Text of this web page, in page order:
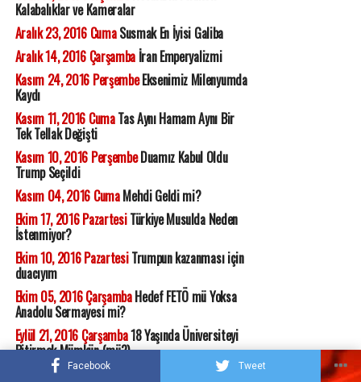
Facebook Tweet
Kalabalıklar ve Kameralar
Aralık 23, 2016 CumaSusmak En İyisi Galiba
Aralık 14, 2016 Çarşambaİran Emperyalizmi
Kasım 24, 2016 PerşembeEksenimiz Milenyumda
Kaydı
Kasım 11, 2016 CumaTas Aynı Hamam Aynı Bir
Tek Tellak Değişti
Kasım 10, 2016 PerşembeDuamız Kabul Oldu
Trump Seçildi
Kasım 04, 2016 CumaMehdi Geldi mi?
Ekim 17, 2016 PazartesiTürkiye Musulda Neden
İstenmiyor?
Ekim 10, 2016 PazartesiTrumpun kazanması için
duacıyım
Ekim 05, 2016 ÇarşambaHedef FETÖ mü Yoksa
Anadolu Sermayesi mi?
Eylül 21, 2016 Çarşamba18 Yaşında Üniversiteyi
Bitirmek Mümkün (mü?)
Eylül 07, 2016 Çarşamba
Biat ve Kula Kul Olma